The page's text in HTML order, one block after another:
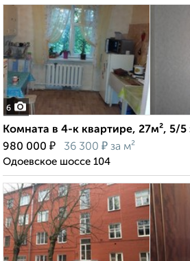
6
Комната в 4-к квартире, 27м², 5/5
980 000 ₽ 36 300 ₽ за м²
Одоевское шоссе 104